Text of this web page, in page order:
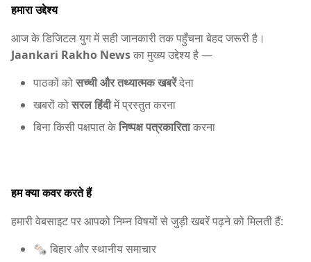
हमारा उद्देश्य
आज के डिजिटल युग में सही जानकारी तक पहुँचना बेहद जरूरी है।
Jaankari Rakho Newsका मुख्य उद्देश्य है —
पाठकों कोसच्ची और तथ्यात्मक खबरेंदेना
खबरों कोसरल हिंदीमें प्रस्तुत करना
बिना किसी पक्षपात केनिष्पक्ष पत्रकारिताकरना
हम क्या कवर करते हैं
हमारी वेबसाइट पर आपको निम्न विषयों से जुड़ी खबरें पढ़ने को मिलती हैं:
🗞️ बिहार और स्थानीय समाचार